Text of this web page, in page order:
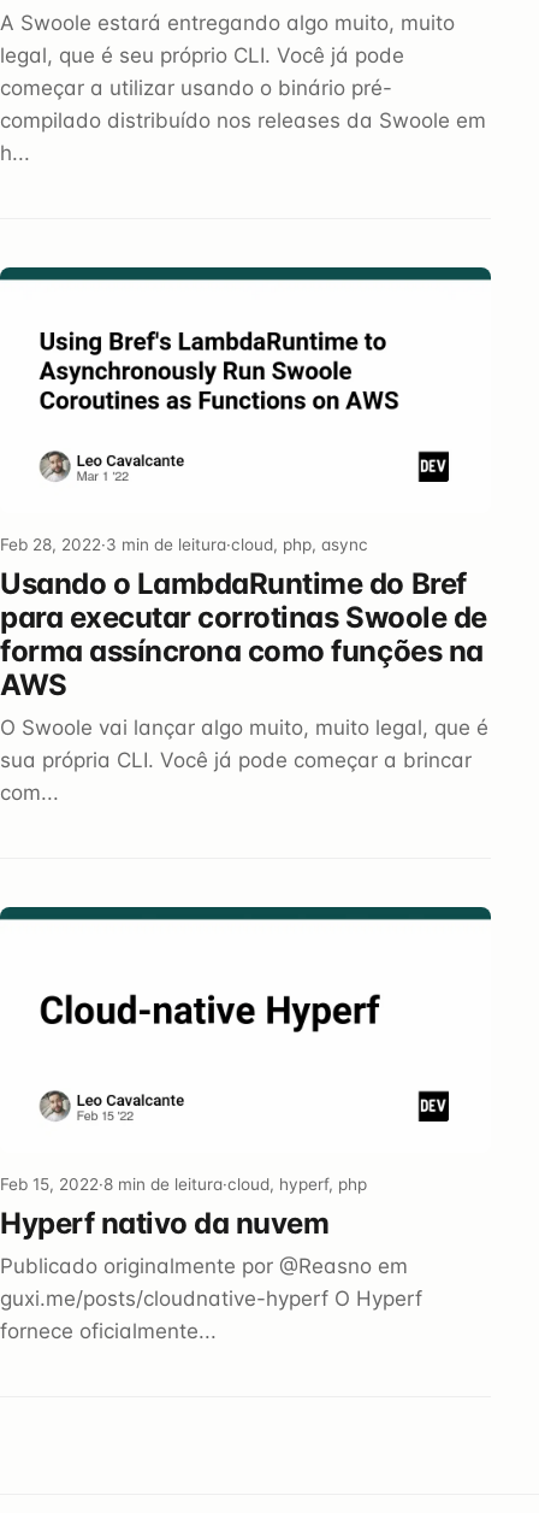
A Swoole estará entregando algo muito, muito
legal, que é seu próprio CLI. Você já pode
começar a utilizar usando o binário pré-
compilado distribuído nos releases da Swoole em
h...
Feb 28, 2022·3 min de leitura·cloud, php, async
Usando o LambdaRuntime do Bref
para executar corrotinas Swoole de
forma assíncrona como funções na
AWS
O Swoole vai lançar algo muito, muito legal, que é
sua própria CLI. Você já pode começar a brincar
com...
Feb 15, 2022·8 min de leitura·cloud, hyperf, php
Hyperf nativo da nuvem
Publicado originalmente por @Reasno em
guxi.me/posts/cloudnative-hyperf O Hyperf
fornece oficialmente...